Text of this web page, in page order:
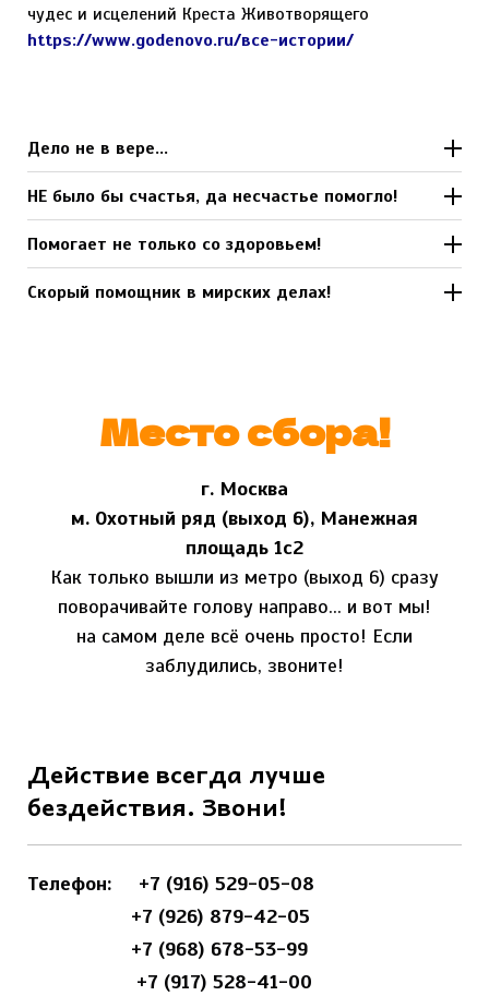
чудес и исцелений Креста Животворящего
https://www.godenovo.ru/все-истории/
Дело не в вере...
НЕ было бы счастья, да несчастье помогло!
Помогает не только со здоровьем!
Скорый помощник в мирских делах!
Место сбора!
г. Москва
м. Охотный ряд (выход 6), Манежная
площадь 1с2
Как только вышли из метро (выход 6) сразу
поворачивайте голову направо... и вот мы!
на самом деле всё очень просто! Если
заблудились, звоните!
Действие всегда лучше
бездействия. Звони!
Телефон:
+7 (916) 529-05-08
+7 (926) 879-42-05
+7 (968) 678-53-99
+7 (917) 528-41-00